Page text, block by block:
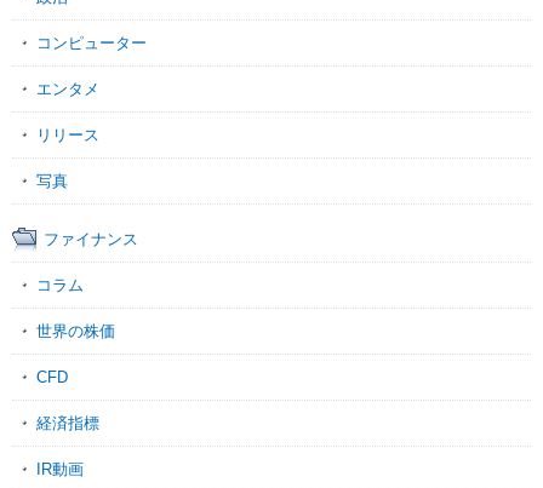
コンピューター
エンタメ
リリース
写真
ファイナンス
コラム
世界の株価
CFD
経済指標
IR動画